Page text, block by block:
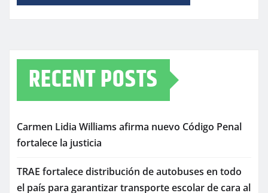
RECENT POSTS
Carmen Lidia Williams afirma nuevo Código Penal
fortalece la justicia
TRAE fortalece distribución de autobuses en todo
el país para garantizar transporte escolar de cara al